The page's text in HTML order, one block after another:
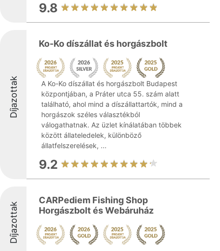
9.8
Díjazottak
Ko-Ko díszállat és horgászbolt
A Ko-Ko díszállat és horgászbolt Budapest
központjában, a Práter utca 55. szám alatt
található, ahol mind a díszállattartók, mind a
horgászok széles választékból
válogathatnak. Az üzlet kínálatában többek
között állateledelek, különböző
állatfelszerelések, ...
9.2
Díjazottak
CARPediem Fishing Shop
Horgászbolt és Webáruház